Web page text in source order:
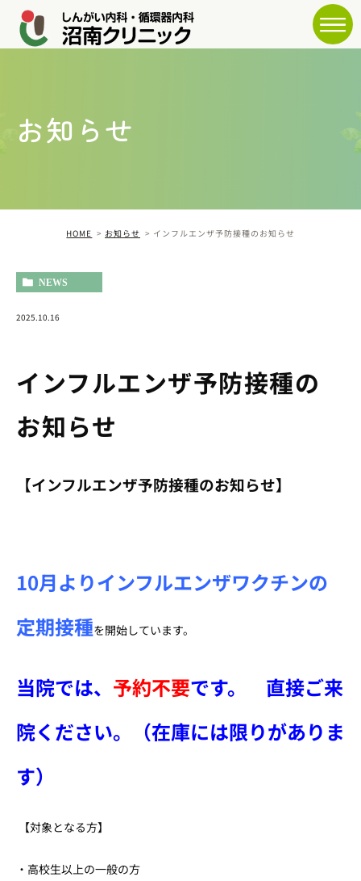
お知らせ
HOME お知らせ インフルエンザ予防接種のお知らせ
NEWS
2025.10.16
インフルエンザ予防接種の
お知らせ
【インフルエンザ予防接種のお知らせ】
10月よりインフルエンザワクチンの
定期接種を開始しています。
当院では、 予約不要です。
直接ご来
院ください。（在庫には限りがありま
す）
【対象となる方】
・高校生以上の一般の方